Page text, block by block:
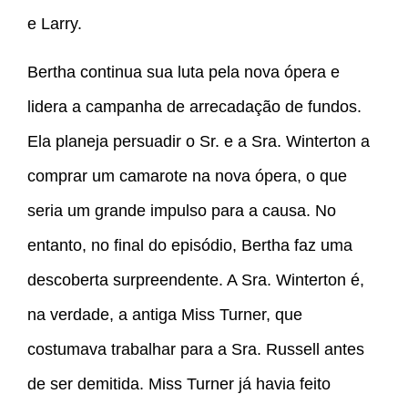
e Larry.
Bertha continua sua luta pela nova ópera e
lidera a campanha de arrecadação de fundos.
Ela planeja persuadir o Sr. e a Sra. Winterton a
comprar um camarote na nova ópera, o que
seria um grande impulso para a causa. No
entanto, no final do episódio, Bertha faz uma
descoberta surpreendente. A Sra. Winterton é,
na verdade, a antiga Miss Turner, que
costumava trabalhar para a Sra. Russell antes
de ser demitida. Miss Turner já havia feito